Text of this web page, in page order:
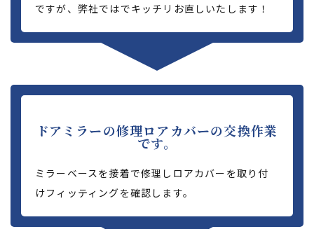
ですが、弊社ではでキッチリお直しいたします！
ドアミラーの修理ロアカバーの交換作業
です。
ミラーベースを接着で修理しロアカバーを取り付
けフィッティングを確認します。